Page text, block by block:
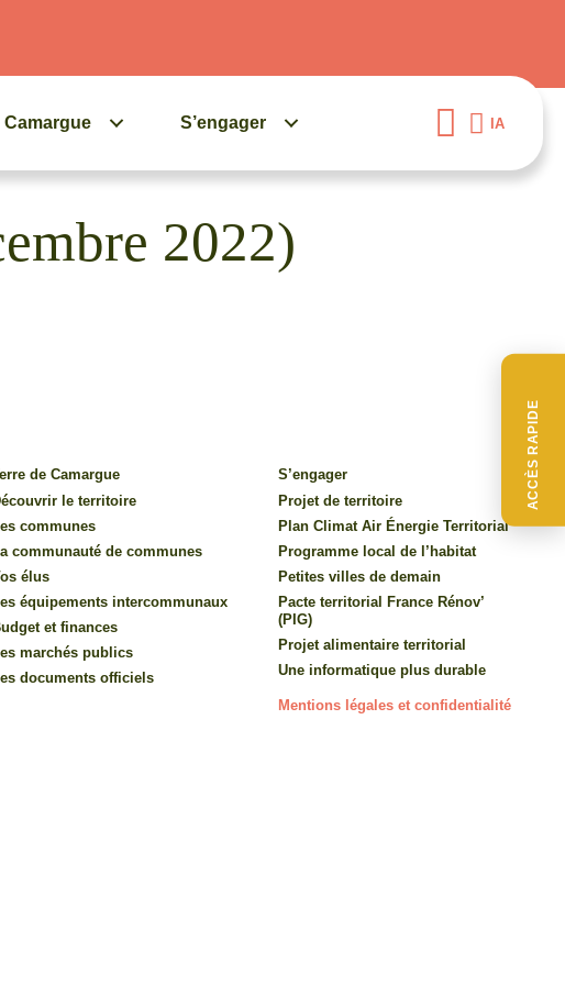
ACCÈS RAPIDE
Camargue S’engager IA
2022)
de Camargue
le territoire
communes
communauté de communes
élus
équipements intercommunaux
et finances
marchés publics
documents officiels
S’engager
Projet de territoire
Plan Climat Air Énergie Territorial
Programme local de l’habitat
Petites villes de demain
Pacte territorial France Rénov’
(PIG)
Projet alimentaire territorial
Une informatique plus durable
Mentions légales et confidentialité